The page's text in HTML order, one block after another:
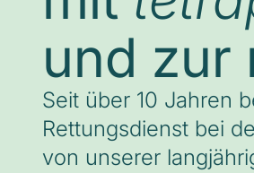
und zur
Seit über 10 Jahren
Rettungsdienst bei
von unserer